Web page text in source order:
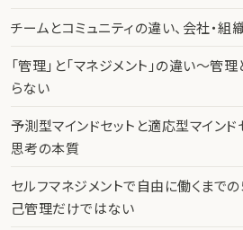
チームとコミュニティの違い、会社・組
「管理」と「マネジメント」の違い〜管
らない
予測型マインドセットと適応型マインド
思考の本質
セルフマネジメントで自由に働くまで
己管理だけではない